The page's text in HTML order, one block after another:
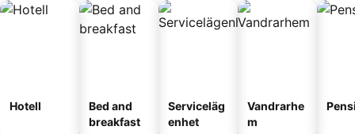
Hotell
Bed and
breakfast
Serviceläg
enhet
Vandrarhe
m